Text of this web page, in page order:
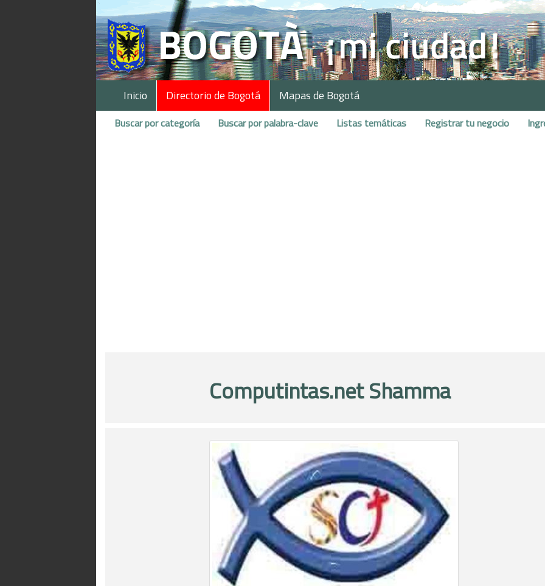
Inicio Directorio de Bogotá Mapas de Bogotá
Buscar por categoría Buscar por palabra-clave Listas temáticas Registrar tu negocio
Computintas.net Shamma